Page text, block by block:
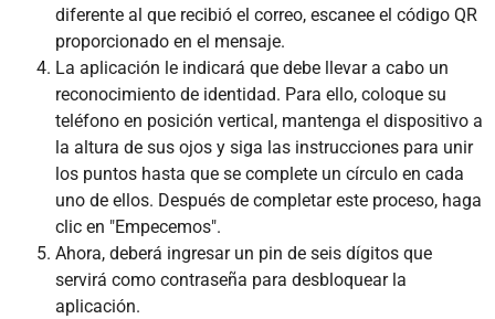
diferente al que recibió el correo, escanee el código QR
proporcionado en el mensaje.
La aplicación le indicará que debe llevar a cabo un
reconocimiento de identidad. Para ello, coloque su
teléfono en posición vertical, mantenga el dispositivo a
la altura de sus ojos y siga las instrucciones para unir
los puntos hasta que se complete un círculo en cada
uno de ellos. Después de completar este proceso, haga
clic en "Empecemos".
Ahora, deberá ingresar un pin de seis dígitos que
servirá como contraseña para desbloquear la
aplicación.